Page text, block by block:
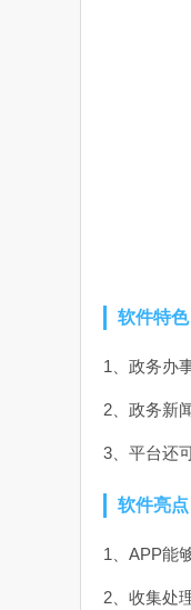
软件特色
1、政务办
2、政务新
3、平台还
软件亮点
1、APP能
2、收集处